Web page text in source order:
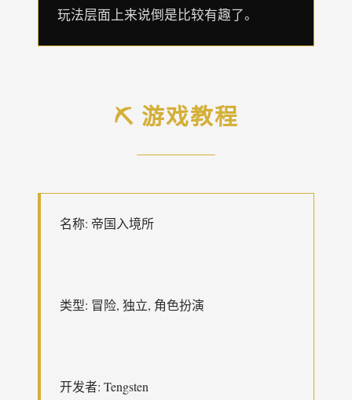
玩法层面上来说倒是比较有趣了。
⛏️ 游戏教程
名称: 帝国入境所
类型: 冒险, 独立, 角色扮演
开发者: Tengsten